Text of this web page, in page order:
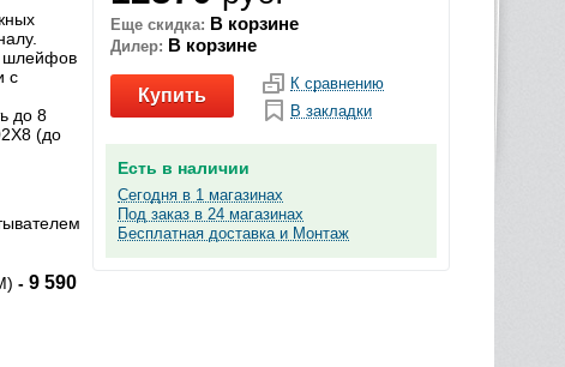
Еще скидка: В корзине
Дилер: В корзине
Купить
К сравнению
В закладки
Есть в наличии
Сегодня в 1 магазинах
Под заказ в 24 магазинах
Бесплатная доставка и Монтаж
шлейфов
с
до 8
(до
- 9 590